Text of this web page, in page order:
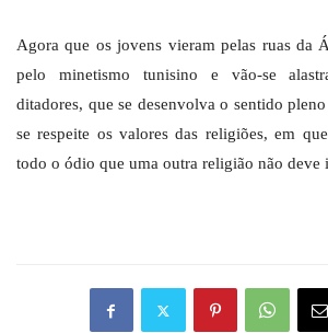
Agora que os jovens vieram pelas ruas da
pelo minetismo tunisino e vão-se
ditadores, que se desenvolva o sentido
se respeite os valores das religiões, em
todo o ódio que uma outra religião não deve